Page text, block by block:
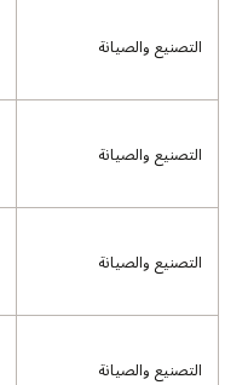
التصنيع والصيانة
التصنيع والصيانة
التصنيع والصيانة
التصنيع والصيانة